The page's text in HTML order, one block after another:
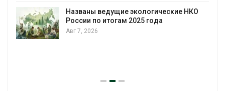
Названы ведущие экологические НКО
России по итогам 2025 года
Авг 7, 2026